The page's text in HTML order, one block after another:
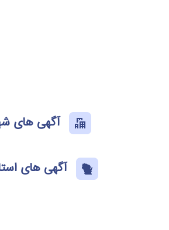
آگهی های
آگهی های